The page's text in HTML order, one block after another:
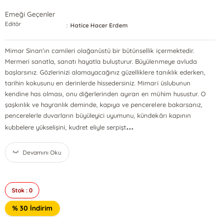
Emeği Geçenler
Editör : Hatice Hacer Erdem
Mimar Sinan'ın camileri olağanüstü bir bütünsellik içermektedir.
Mermeri sanatla, sanatı hayatla buluşturur. Büyülenmeye avluda
başlarsınız. Gözlerinizi alamayacağınız güzelliklere tanıklık ederken,
tarihin kokusunu en derinlerde hissedersiniz. Mimari üslubunun
kendine has olması, onu diğerlerinden ayıran en mühim husustur. O
şaşkınlık ve hayranlık deminde, kapıya ve pencerelere bakarsanız,
pencerelerle duvarların büyüleyici uyumunu, kündekârı kapının
kubbelere yükselişini, kudret eliyle serpişt...
Devamını Oku
Stok : 0
% 30 İndirim